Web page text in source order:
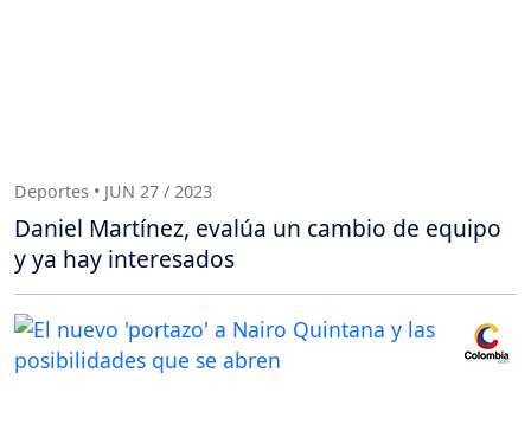
Deportes • JUN 27 / 2023
Daniel Martínez, evalúa un cambio de equipo
y ya hay interesados